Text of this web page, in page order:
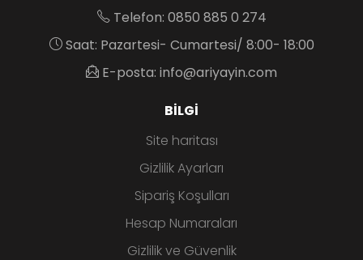
Telefon: 0850 885 0 274
Saat: Pazartesi- Cumartesi/ 8:00- 18:00
E-posta: info@ariyayin.com
BILGI
Site haritası
Gizlilik Ayarları
Sipariş Koşulları
Hesap Numaraları
Gizlilik ve Güvenlik